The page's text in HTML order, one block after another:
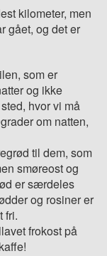
kilometer, men
gået, og det er
som er
og ikke
hvor vi må
om natten,
til dem, som
smøreost og
er særdeles
og rosiner er
fri.
frokost på